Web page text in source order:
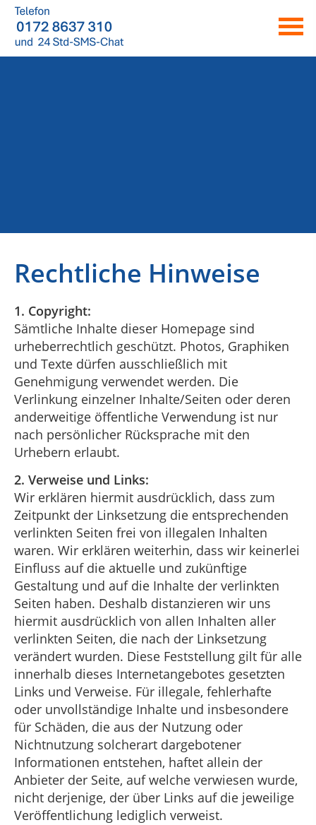
Rechtliche Hinweise
1. Copyright:
Sämtliche Inhalte dieser Homepage sind
urheberrechtlich geschützt. Photos, Graphiken
und Texte dürfen ausschließlich mit
Genehmigung verwendet werden. Die
Verlinkung einzelner Inhalte/Seiten oder deren
anderweitige öffentliche Verwendung ist nur
nach persönlicher Rücksprache mit den
Urhebern erlaubt.
2. Verweise und Links:
Wir erklären hiermit ausdrücklich, dass zum
Zeitpunkt der Linksetzung die entsprechenden
verlinkten Seiten frei von illegalen Inhalten
waren. Wir erklären weiterhin, dass wir keinerlei
Einfluss auf die aktuelle und zukünftige
Gestaltung und auf die Inhalte der verlinkten
Seiten haben. Deshalb distanzieren wir uns
hiermit ausdrücklich von allen Inhalten aller
verlinkten Seiten, die nach der Linksetzung
verändert wurden. Diese Feststellung gilt für alle
innerhalb dieses Internetangebotes gesetzten
Links und Verweise. Für illegale, fehlerhafte
oder unvollständige Inhalte und insbesondere
für Schäden, die aus der Nutzung oder
Nichtnutzung solcherart dargebotener
Informationen entstehen, haftet allein der
Anbieter der Seite, auf welche verwiesen wurde,
nicht derjenige, der über Links auf die jeweilige
Veröffentlichung lediglich verweist.